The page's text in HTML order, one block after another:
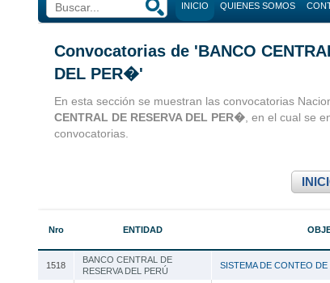
INICIO QUIENES SOMOS
Convocatorias de 'BANCO
DEL PER�'
En esta sección se muestran las convocatorias
CENTRAL DE RESERVA DEL PER� , en el cual se
convocatorias.
Nro ENTIDAD
1518
BANCO CENTRAL DE
RESERVA DEL PERÚ
SISTEMA DE CONTEO